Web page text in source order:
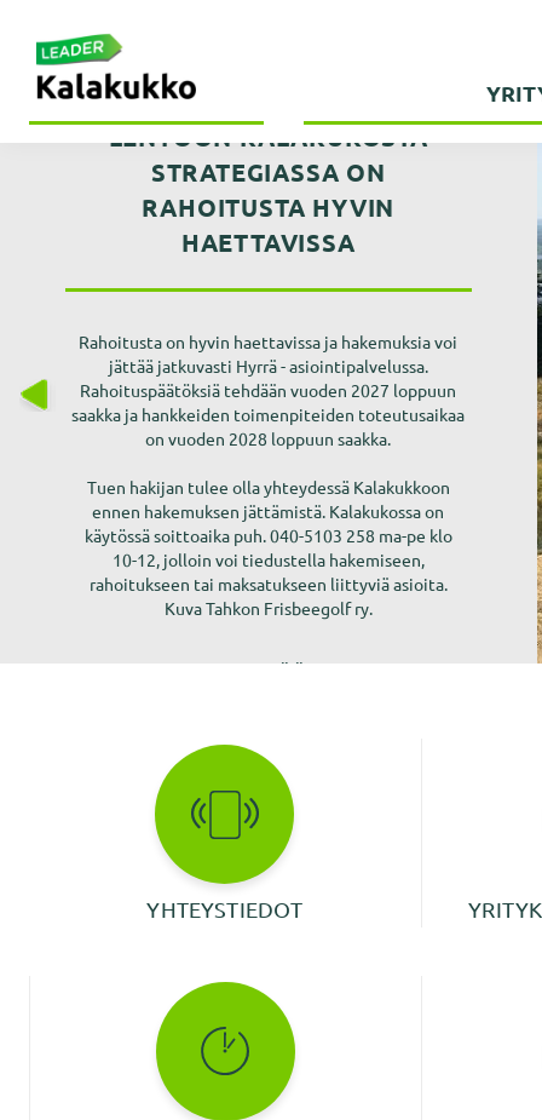
pääsisältöön
alatunnisteeseen
päävalikkoon
Kehittämisyhdistys
Kalakukko
Ihmisten
TOIMISTO ON SULJETTU 1.7-31.7.2026
LUE LISÄÄ >
LENTOON KALAKUKOSTA
STRATEGIASSA ON
RAHOITUSTA HYVIN
HAETTAVISSA
Rahoitusta on hyvin haettavissa ja hakemuksia voi
jättää jatkuvasti Hyrrä - asiointipalvelussa.
Rahoituspäätöksiä tehdään vuoden 2027 loppuun
saakka ja hankkeiden toimenpiteiden toteutusaikaa
on vuoden 2028 loppuun saakka.
Tuen hakijan tulee olla yhteydessä Kalakukkoon
ennen hakemuksen jättämistä. Kalakukossa on
käytössä soittoaika puh. 040-5103 258 ma-pe klo
10-12, jolloin voi tiedustella hakemiseen,
rahoitukseen tai maksatukseen liittyviä asioita.
Kuva Tahkon Frisbeegolf ry.
LUE LISÄÄ >
RETKIKARTTA
OPASTAA
LÄHILUONTOON
Pohjois-Savossa on paljon retki- ja
harrastuspaikkoja, joita paikalliset toimijat
ovat rakentaneet tai kunnostaneet kaikkien
yhteiseen käyttöön Leader-rahoituksella.
Kehittämisyhdistykset Kalakukko, Mansikka ja
Ylä-Savon Veturi kannustavat liikkumaan
lähiluonnossa ja ovat koonneet kohteita
retkikartalle.
LUE LISÄÄ >
VAIKUTTAVAA
KEHITTÄMISTÄ
Mitä kaikkea Leader-rahoitus on
mahdollistanut Pohjois-Savossa? Lukaise
juttuja ja katso videoita.
LUE LISÄÄ >
NUORISO-LEADER
Rahoitusta nuorten ideoimille ja toteuttamille
tapahtumille sekä yhteisille
harrastusvälinehankinnoille. Myös 4H-
LUE LISÄÄ >
KALAKUKKO
INNOSTAA
N TULEVAISUUDEN
ÄLYKÄSTÄ KYLÄÄ
Kehittämisyhdistys Kalakukko ry on yhdessä
toiminta-alueensa kuntien kanssa
käynnistänyt uuden”Voimaa yhteistyöstä –
Älykkäät ja digitaaliset kylät” -hankkeen.
LUE LISÄÄ >
YHTEYSTIEDOT